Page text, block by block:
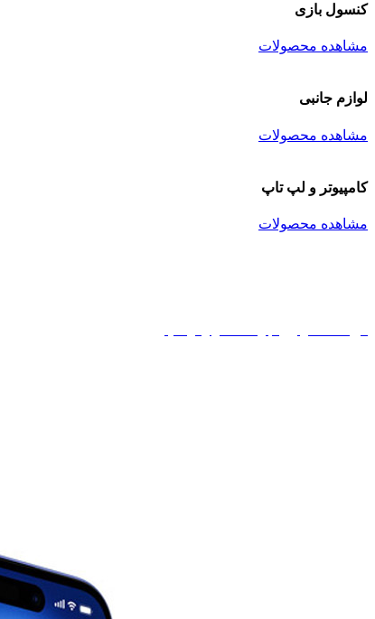
کنسول بازی
مشاهده محصولات
لوازم جانبی
مشاهده محصولات
کامپیوتر و لپ تاپ
مشاهده محصولات